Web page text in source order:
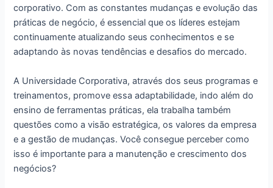
corporativo. Com as constantes mudanças e evolução das
práticas de negócio, é essencial que os líderes estejam
continuamente atualizando seus conhecimentos e se
adaptando às novas tendências e desafios do mercado.
A Universidade Corporativa, através dos seus programas e
treinamentos, promove essa adaptabilidade, indo além do
ensino de ferramentas práticas, ela trabalha também
questões como a visão estratégica, os valores da empresa
e a gestão de mudanças. Você consegue perceber como
isso é importante para a manutenção e crescimento dos
negócios?